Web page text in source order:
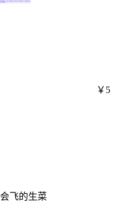
会飞的生菜
￥5